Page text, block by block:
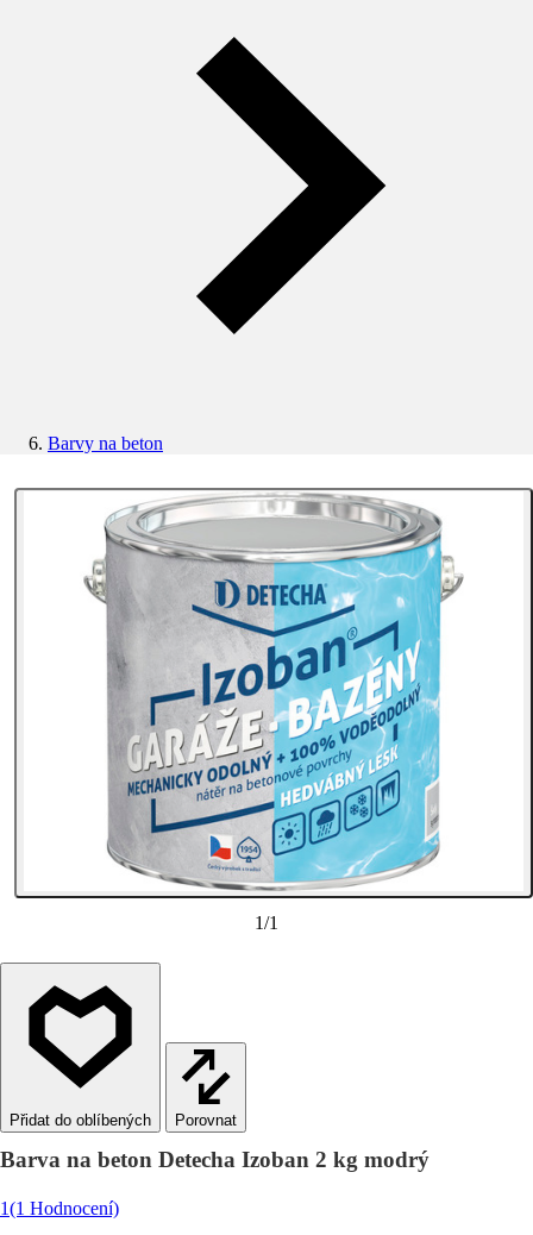
Barvy na beton
1/1
Porovnat
Barva na beton Detecha Izoban 2 kg modrý
1(1 Hodnocení)